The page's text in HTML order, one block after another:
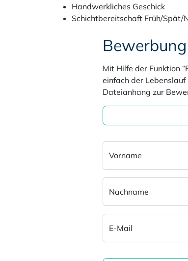
Handwerkliches Geschick
Schichtbereitschaft Früh/Spät/
Bewerbung
Mit Hilfe der Funktion
einfach der
Dateianhang zur
Vorname
Nachname
E-Mail